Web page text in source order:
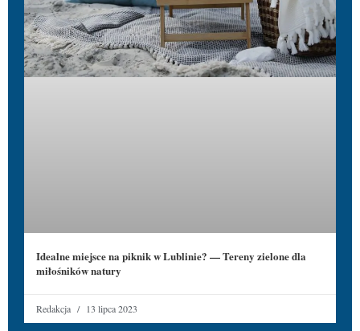
Idealne miejsce na piknik w Lublinie? — Tereny zielone dla
miłośników natury
Redakcja 13 lipca 2023